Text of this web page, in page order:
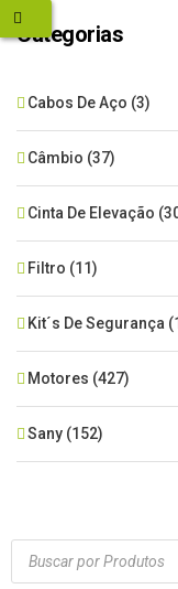
Categorias
Cabos De Aço (3)
Câmbio (37)
Cinta De Elevação
Filtro (11)
Kit´s De Segurança
Motores (427)
Sany (152)
Xcmg(425)
Products
search